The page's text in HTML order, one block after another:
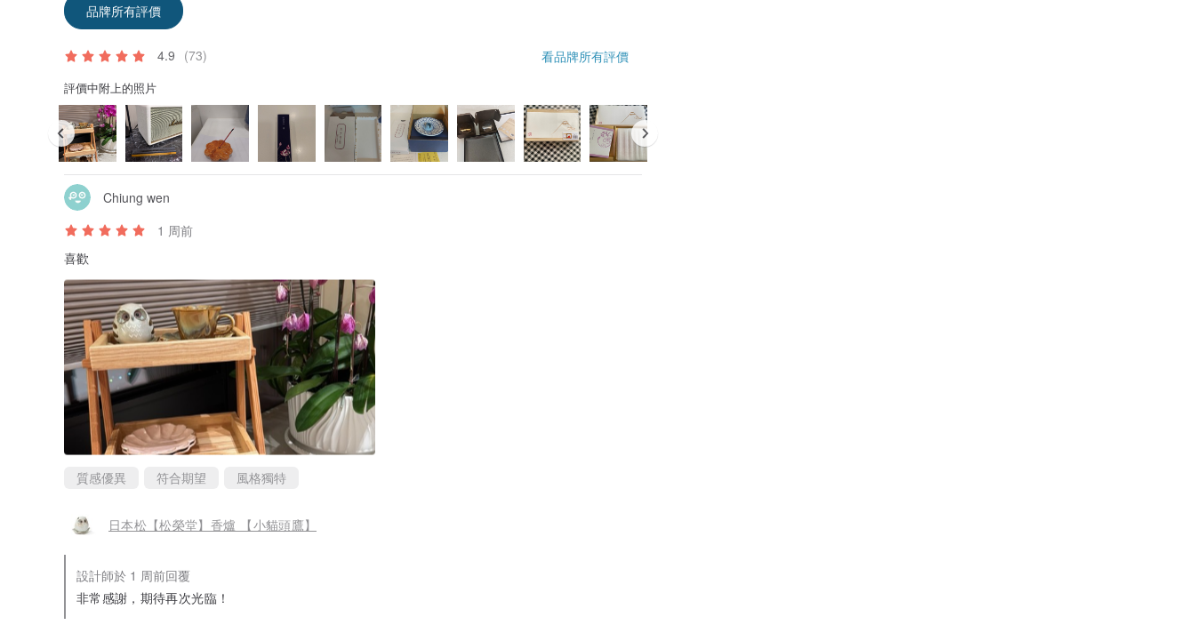
品牌所有評價
4.9 (73) 看品牌所有評價
評價中附上的照片
Chiung wen
1 周前
喜歡
質感優異 符合期望 風格獨特
日本松【松榮堂】香爐 【小貓頭鷹】
設計師於 1 周前回覆
非常感謝，期待再次光臨！